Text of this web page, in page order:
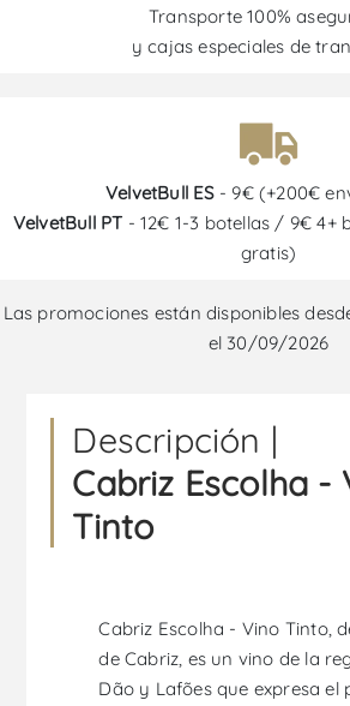
Transporte 100%
y cajas especiales de
VelvetBull ES- 9€ (+200€
VelvetBull PT - 12€ 1-3 botellas / 9€ 4+
gratis)
Las promociones están disponibles
el 30/09/2026
Descripción |
Cabriz Escolha -
Tinto
Cabriz Escolha - Vino Tinto,
de Cabriz, es un vino de la
Dão y Lafões que expresa el